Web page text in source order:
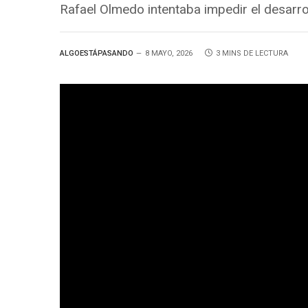
Rafael Olmedo intentaba impedir el
ALGOESTÁPASANDO 8 MAYO, 2026 3 MINS DE LECTURA